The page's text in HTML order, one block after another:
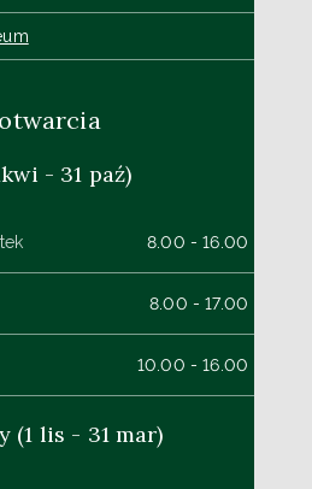
- 31 paź)
8.00 - 16.00
8.00 - 17.00
10.00 - 16.00
(1 lis - 31 mar)